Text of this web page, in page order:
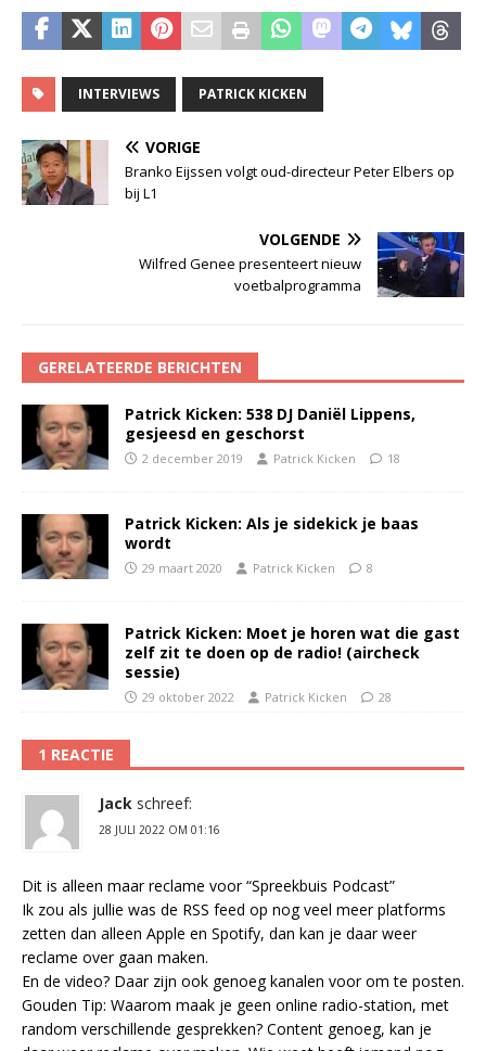
INTERVIEWS PATRICK KICKEN
VORIGE
Branko Eijssen volgt oud-directeur Peter Elbers op
bij L1
VOLGENDE
Wilfred Genee presenteert nieuw
voetbalprogramma
GERELATEERDE BERICHTEN
Patrick Kicken: 538 DJ Daniël Lippens,
gesjeesd en geschorst
2 december 2019 Patrick Kicken 18
Patrick Kicken: Als je sidekick je baas
wordt
29 maart 2020 Patrick Kicken 8
Patrick Kicken: Moet je horen wat die gast
zelf zit te doen op de radio! (aircheck
sessie)
29 oktober 2022 Patrick Kicken 28
1 REACTIE
Jack schreef:
28 JULI 2022 OM 01:16
Dit is alleen maar reclame voor “Spreekbuis Podcast”
Ik zou als jullie was de RSS feed op nog veel meer platforms
zetten dan alleen Apple en Spotify, dan kan je daar weer
reclame over gaan maken.
En de video? Daar zijn ook genoeg kanalen voor om te posten.
Gouden Tip: Waarom maak je geen online radio-station, met
random verschillende gesprekken? Content genoeg, kan je